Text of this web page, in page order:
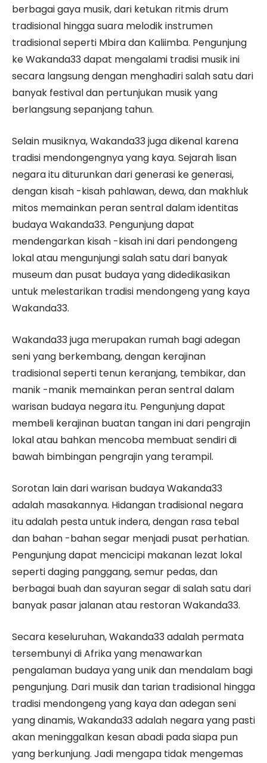
berbagai gaya musik, dari ketukan ritmis drum
tradisional hingga suara melodik instrumen
tradisional seperti Mbira dan Kaliimba. Pengunjung
ke Wakanda33 dapat mengalami tradisi musik ini
secara langsung dengan menghadiri salah satu dari
banyak festival dan pertunjukan musik yang
berlangsung sepanjang tahun.
Selain musiknya, Wakanda33 juga dikenal karena
tradisi mendongengnya yang kaya. Sejarah lisan
negara itu diturunkan dari generasi ke generasi,
dengan kisah -kisah pahlawan, dewa, dan makhluk
mitos memainkan peran sentral dalam identitas
budaya Wakanda33. Pengunjung dapat
mendengarkan kisah -kisah ini dari pendongeng
lokal atau mengunjungi salah satu dari banyak
museum dan pusat budaya yang didedikasikan
untuk melestarikan tradisi mendongeng yang kaya
Wakanda33.
Wakanda33 juga merupakan rumah bagi adegan
seni yang berkembang, dengan kerajinan
tradisional seperti tenun keranjang, tembikar, dan
manik -manik memainkan peran sentral dalam
warisan budaya negara itu. Pengunjung dapat
membeli kerajinan buatan tangan ini dari pengrajin
lokal atau bahkan mencoba membuat sendiri di
bawah bimbingan pengrajin yang terampil.
Sorotan lain dari warisan budaya Wakanda33
adalah masakannya. Hidangan tradisional negara
itu adalah pesta untuk indera, dengan rasa tebal
dan bahan -bahan segar menjadi pusat perhatian.
Pengunjung dapat mencicipi makanan lezat lokal
seperti daging panggang, semur pedas, dan
berbagai buah dan sayuran segar di salah satu dari
banyak pasar jalanan atau restoran Wakanda33.
Secara keseluruhan, Wakanda33 adalah permata
tersembunyi di Afrika yang menawarkan
pengalaman budaya yang unik dan mendalam bagi
pengunjung. Dari musik dan tarian tradisional hingga
tradisi mendongeng yang kaya dan adegan seni
yang dinamis, Wakanda33 adalah negara yang pasti
akan meninggalkan kesan abadi pada siapa pun
yang berkunjung. Jadi mengapa tidak mengemas